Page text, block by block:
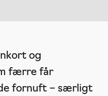
og
færre får
fornuft – særligt